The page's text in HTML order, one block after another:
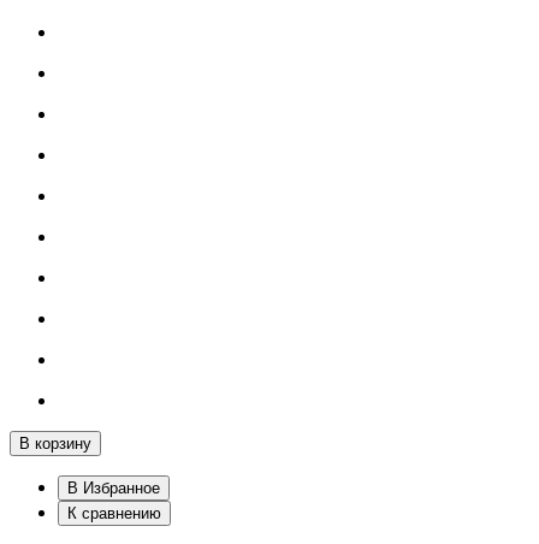
В корзину
В Избранное
К сравнению